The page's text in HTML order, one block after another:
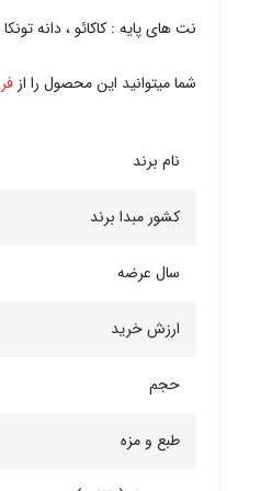
نت های پایه : کاکائو ، دانه تونکا
شما میتوانید این محصول را از
نام برند
کشور مبدا برند
سال عرضه
ارزش خرید
حجم
طبع و مزه